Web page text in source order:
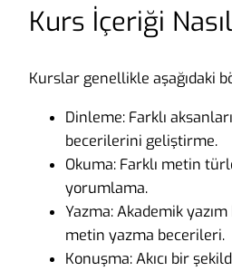
Kurs İçeriği
Kurslar genellikle aşağıdaki
Dinleme: Farklı
becerilerini geliştirme.
Okuma: Farklı metin
yorumlama.
Yazma: Akademik
metin yazma becerileri.
Konuşma: Akıcı bir